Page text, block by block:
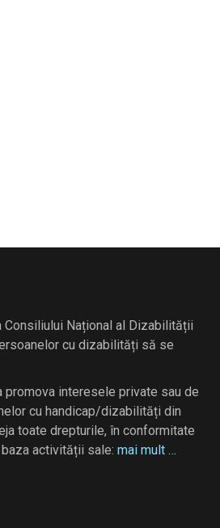
Consiliului Național al Dizabilității
cu dizabilități să se
promova interesele private sau de
cu handicap/dizabilități din
toate drepturile, în conformitate
activității sale: mai mult …